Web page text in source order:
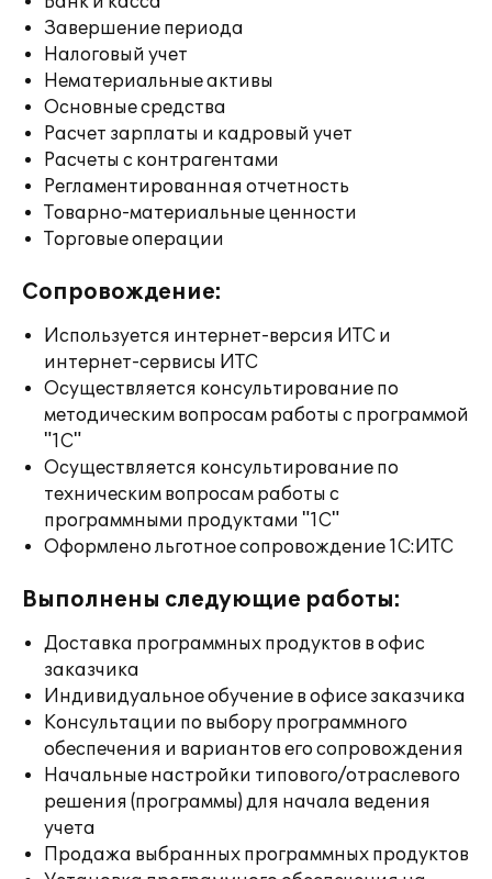
Завершение периода
Налоговый учет
Нематериальные активы
Основные средства
Расчет зарплаты и кадровый учет
Расчеты с контрагентами
Регламентированная отчетность
Товарно-материальные ценности
Торговые операции
Сопровождение:
Используется интернет-версия ИТС и
интернет-сервисы ИТС
Осуществляется консультирование по
методическим вопросам работы с программой
"1С"
Осуществляется консультирование по
техническим вопросам работы с
программными продуктами "1С"
Оформлено льготное сопровождение 1С:ИТС
Выполнены следующие работы:
Доставка программных продуктов в офис
заказчика
Индивидуальное обучение в офисе заказчика
Консультации по выбору программного
обеспечения и вариантов его сопровождения
Начальные настройки типового/отраслевого
решения (программы) для начала ведения
учета
Продажа выбранных программных продуктов